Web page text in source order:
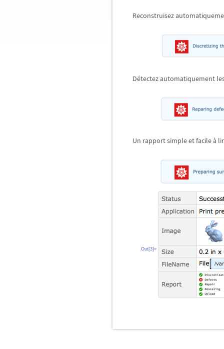
Reconstruisez
Détectez automatiquement
Un rapport simple et facile à
Out[3]=